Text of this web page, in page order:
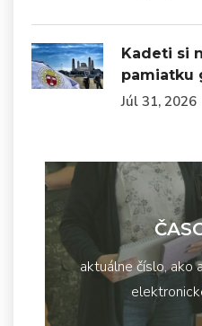
Kadeti si
pamiatku
Júl 31, 2026
aktuálne číslo, ako